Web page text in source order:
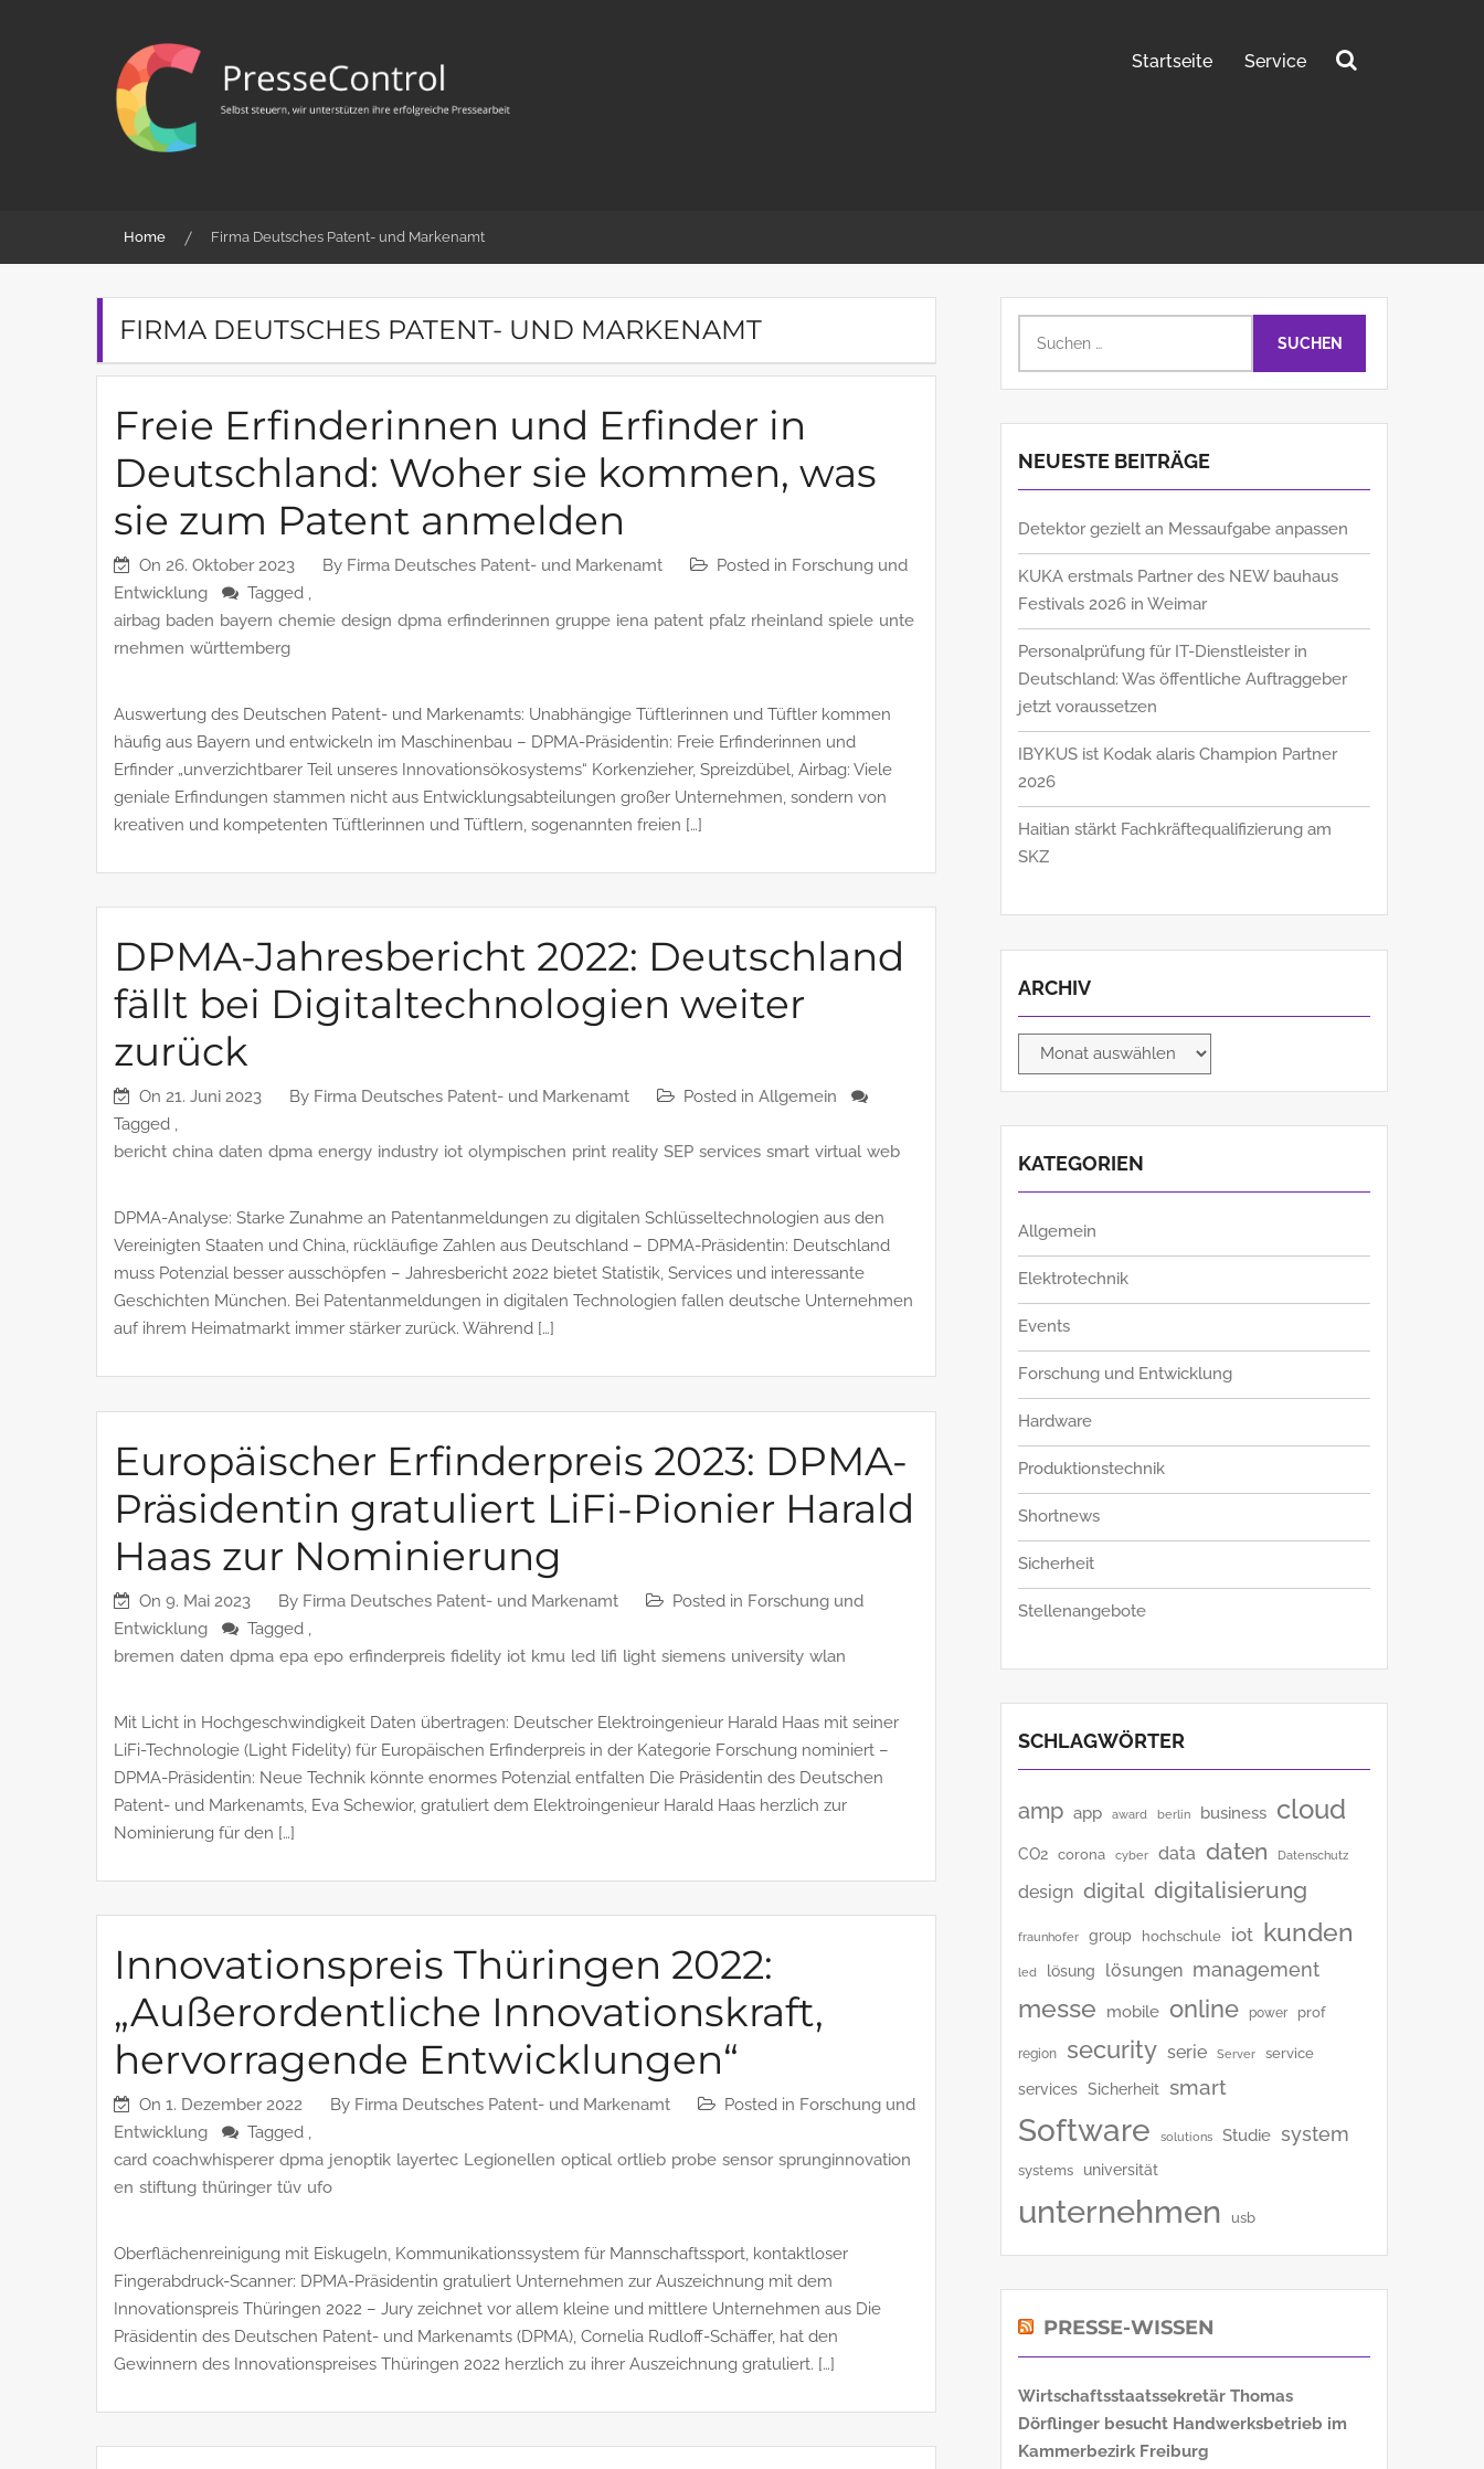
PresseControl
Pressearbeit
Startseite Service
Home Firma Deutsches Patent- und Markenamt
FIRMA DEUTSCHES PATENT- UND MARKENAMT
Freie Erfinderinnen und Erfinder in
Deutschland: Woher sie kommen, was
sie zum Patent anmelden
On 26. Oktober 2023 By Firma Deutsches Patent- und Markenamt Posted in Forschung und
Entwicklung
Tagged ,
airbag baden bayern chemie design dpma erfinderinnen gruppe iena patent pfalz rheinland spiele unte
rnehmen württemberg
Auswertung des Deutschen Patent- und Markenamts: Unabhängige Tüftlerinnen und Tüftler kommen
häufig aus Bayern und entwickeln im Maschinenbau – DPMA-Präsidentin: Freie Erfinderinnen und
Erfinder „unverzichtbarer Teil unseres Innovationsökosystems“ Korkenzieher, Spreizdübel, Airbag: Viele
geniale Erfindungen stammen nicht aus Entwicklungsabteilungen großer Unternehmen, sondern von
kreativen und kompetenten Tüftlerinnen und Tüftlern, sogenannten freien […]
DPMA-Jahresbericht 2022: Deutschland
fällt bei Digitaltechnologien weiter
zurück
On 21. Juni 2023 By Firma Deutsches Patent- und Markenamt Posted in Allgemein
Tagged ,
bericht china daten dpma energy industry iot olympischen print reality SEP services smart virtual web
DPMA-Analyse: Starke Zunahme an Patentanmeldungen zu digitalen Schlüsseltechnologien aus den
Vereinigten Staaten und China, rückläufige Zahlen aus Deutschland – DPMA-Präsidentin: Deutschland
muss Potenzial besser ausschöpfen – Jahresbericht 2022 bietet Statistik, Services und interessante
Geschichten München. Bei Patentanmeldungen in digitalen Technologien fallen deutsche Unternehmen
auf ihrem Heimatmarkt immer stärker zurück. Während […]
Europäischer Erfinderpreis 2023: DPMA-
Präsidentin gratuliert LiFi-Pionier Harald
Haas zur Nominierung
On 9. Mai 2023 By Firma Deutsches Patent- und Markenamt Posted in Forschung und
Entwicklung
Tagged ,
bremen daten dpma epa epo erfinderpreis fidelity iot kmu led lifi light siemens university wlan
Mit Licht in Hochgeschwindigkeit Daten übertragen: Deutscher Elektroingenieur Harald Haas mit seiner
LiFi-Technologie (Light Fidelity) für Europäischen Erfinderpreis in der Kategorie Forschung nominiert –
DPMA-Präsidentin: Neue Technik könnte enormes Potenzial entfalten Die Präsidentin des Deutschen
Patent- und Markenamts, Eva Schewior, gratuliert dem Elektroingenieur Harald Haas herzlich zur
Nominierung für den […]
Innovationspreis Thüringen 2022:
„Außerordentliche Innovationskraft,
hervorragende Entwicklungen“
On 1. Dezember 2022 By Firma Deutsches Patent- und Markenamt Posted in Forschung und
Entwicklung
Tagged ,
card coachwhisperer dpma jenoptik layertec Legionellen optical ortlieb probe sensor sprunginnovation
en stiftung thüringer tüv ufo
Oberflächenreinigung mit Eiskugeln, Kommunikationssystem für Mannschaftssport, kontaktloser
Fingerabdruck-Scanner: DPMA-Präsidentin gratuliert Unternehmen zur Auszeichnung mit dem
Innovationspreis Thüringen 2022 – Jury zeichnet vor allem kleine und mittlere Unternehmen aus Die
Präsidentin des Deutschen Patent- und Markenamts (DPMA), Cornelia Rudloff-Schäffer, hat den
Gewinnern des Innovationspreises Thüringen 2022 herzlich zu ihrer Auszeichnung gratuliert. […]
nach:
NEUESTE BEITRÄGE
Detektor gezielt an Messaufgabe anpassen
KUKA erstmals Partner des NEW bauhaus
Festivals 2026 in Weimar
Personalprüfung für IT-Dienstleister in
Deutschland: Was öffentliche Auftraggeber
jetzt voraussetzen
IBYKUS ist Kodak alaris Champion Partner
2026
Haitian stärkt Fachkräftequalifizierung am
SKZ
ARCHIV
Archiv
KATEGORIEN
Allgemein
Elektrotechnik
Events
Forschung und Entwicklung
Hardware
Produktionstechnik
Shortnews
Sicherheit
Stellenangebote
SCHLAGWÖRTER
amp app award berlin business cloud
CO2 corona cyber data daten Datenschutz
design digital digitalisierung
fraunhofer group hochschule iot kunden
led lösung lösungen management
messe mobile online power prof
region security serie Server service
services Sicherheit smart
Software solutions Studie system
systems universität
unternehmen usb
PRESSE-WISSEN
Wirtschaftsstaatssekretär Thomas
Dörflinger besucht Handwerksbetrieb im
Kammerbezirk Freiburg